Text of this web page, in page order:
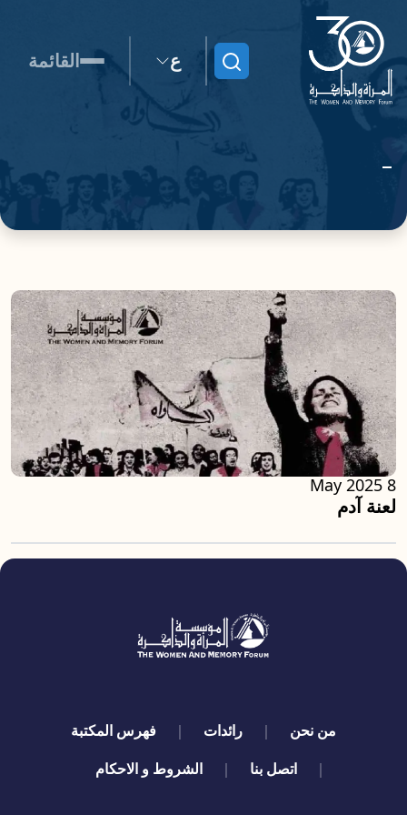
ابحث ع القائمة
لعنة آدم
8 May 2025
quick links
من نحن رائدات
فهرس المكتبة
اتصل بنا
الشروط و الاحكام